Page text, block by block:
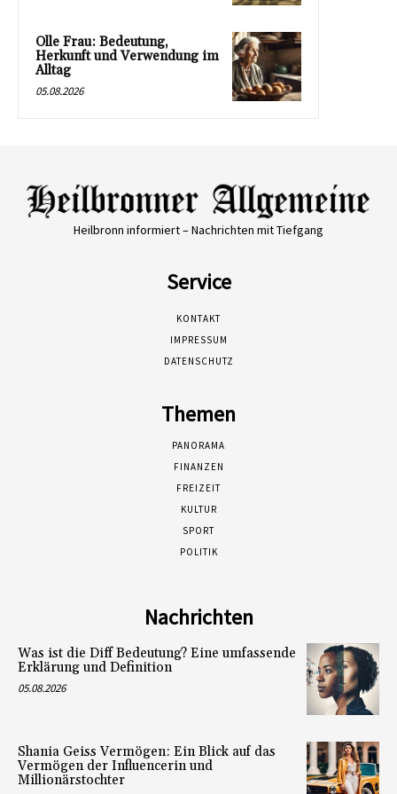
Olle Frau: Bedeutung,
Herkunft und Verwendung im
Alltag
05.08.2026
Heilbronn informiert – Nachrichten mit Tiefgang
Service
KONTAKT
IMPRESSUM
DATENSCHUTZ
Themen
PANORAMA
FINANZEN
FREIZEIT
KULTUR
SPORT
POLITIK
Nachrichten
Was ist die Diff Bedeutung? Eine umfassende
Erklärung und Definition
05.08.2026
Shania Geiss Vermögen: Ein Blick auf das
Vermögen der Influencerin und
Millionärstochter